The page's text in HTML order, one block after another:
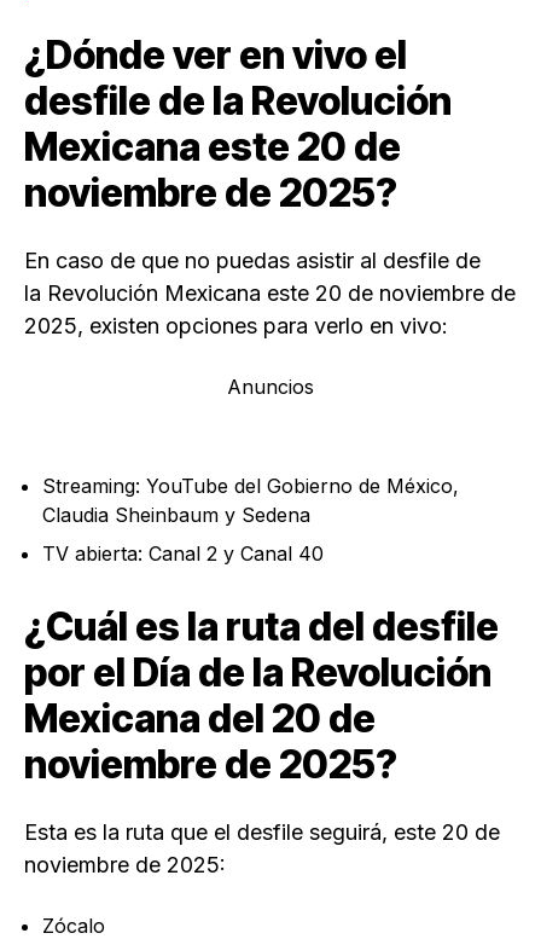
¿Dónde ver en vivo el
desfile de la Revolución
Mexicana este 20 de
noviembre de 2025?
En caso de que no puedas asistir al desfile de
la Revolución Mexicana este 20 de noviembre de
2025, existen opciones para verlo en vivo:
Anuncios
Streaming: YouTube del Gobierno de México,
Claudia Sheinbaum y Sedena
TV abierta: Canal 2 y Canal 40
¿Cuál es la ruta del desfile
por el Día de la Revolución
Mexicana del 20 de
noviembre de 2025?
Esta es la ruta que el desfile seguirá, este 20 de
noviembre de 2025:
Zócalo